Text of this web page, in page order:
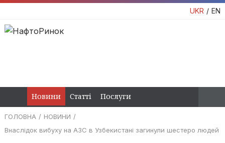
UKR EN
Новини Статті Послуги
ГОЛОВНА
НОВИНИ
Внаслідок вибуху на АЗС в Узбекистані загинули шестеро людей